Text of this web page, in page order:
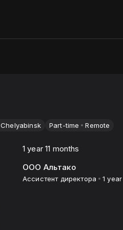
Chelyabinsk Part-time Remote
1 year 11 months
ООО Альтако
Ассистент директора 1 year